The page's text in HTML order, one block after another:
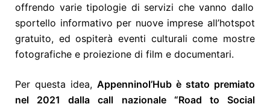
offrendo varie tipologie di servizi che vanno dallo
sportello informativo per nuove imprese all’hotspot
gratuito, ed ospiterà eventi culturali come mostre
fotografiche e proiezione di film e documentari.
Per questa idea, Appenninol’Hub è stato premiato
nel 2021 dalla call nazionale “Road to Social